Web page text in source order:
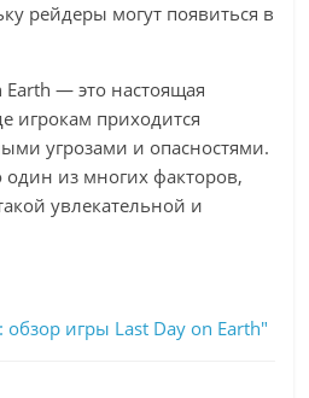
рейдеры могут появиться в
Earth — это настоящая
игрокам приходится
угрозами и опасностями.
из многих факторов,
увлекательной и
игры Last Day on Earth"